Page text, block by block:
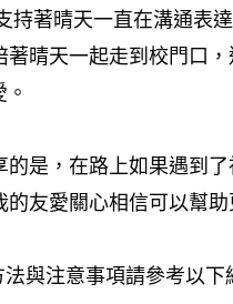
持著晴天一直在溝通表
著晴天一起走到校門口
。
的是，在路上如果遇到
友愛關心相信可以幫
與注意事項請參考以下